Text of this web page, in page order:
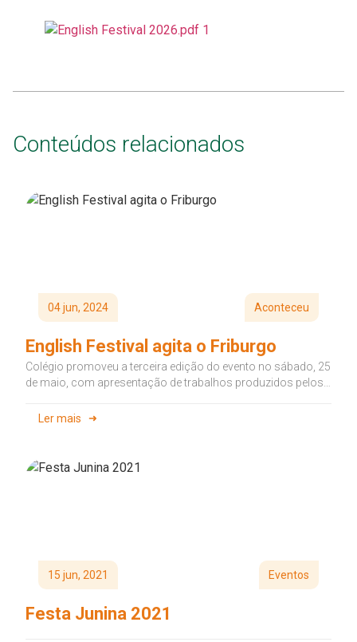
Conteúdos relacionados
04 jun, 2024 Aconteceu
English Festival agita o Friburgo
Colégio promoveu a terceira edição do evento no sábado, 25
de maio, com apresentação de trabalhos produzidos pelos
Ler mais
15 jun, 2021 Eventos
Festa Junina 2021